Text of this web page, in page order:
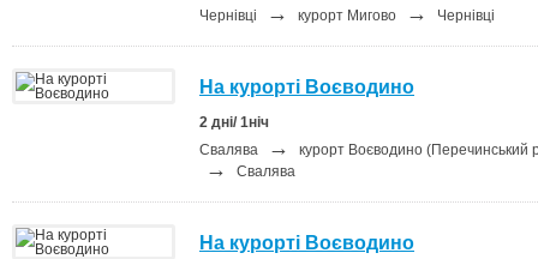
Чернівці
→ курорт Мигово → Чернівці
На курорті Воєводино
2 дні/ 1ніч
Свалява
→ курорт Воєводино (Перечинський
→ Свалява
На курорті Воєводино